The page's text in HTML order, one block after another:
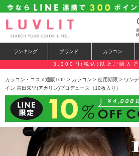
ランキング ブランド カラコン
3,300円(税込)以上ご購入で
カラコン・コスメ通販TOP > カラコン > 使用期限 > ワン
イン 吉田朱里(アカリン)プロデュース（10枚入り）